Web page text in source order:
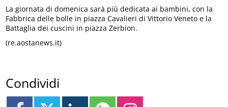
La giornata di domenica sarà più dedicata ai bambini, con la
Fabbrica delle bolle in piazza Cavalieri di Vittorio Veneto e la
Battaglia dei cuscini in piazza Zerbion.
(re.aostanews.it)
Condividi